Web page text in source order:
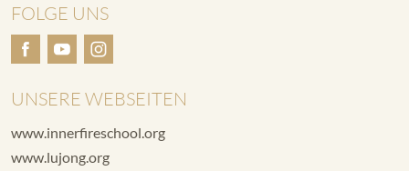
FOLGE UNS
UNSERE WEBSEITEN
www.innerfireschool.org
www.lujong.org